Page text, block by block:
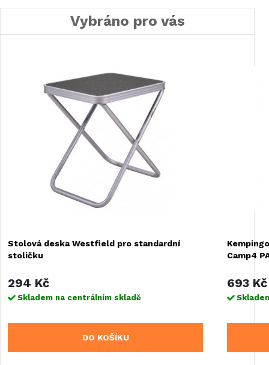
Vybráno pro vás
Stolová deska Westfield pro standardní
stoličku
294 Kč
Skladem na centrálním skladě
DO KOŠÍKU
Camp4
693 Kč